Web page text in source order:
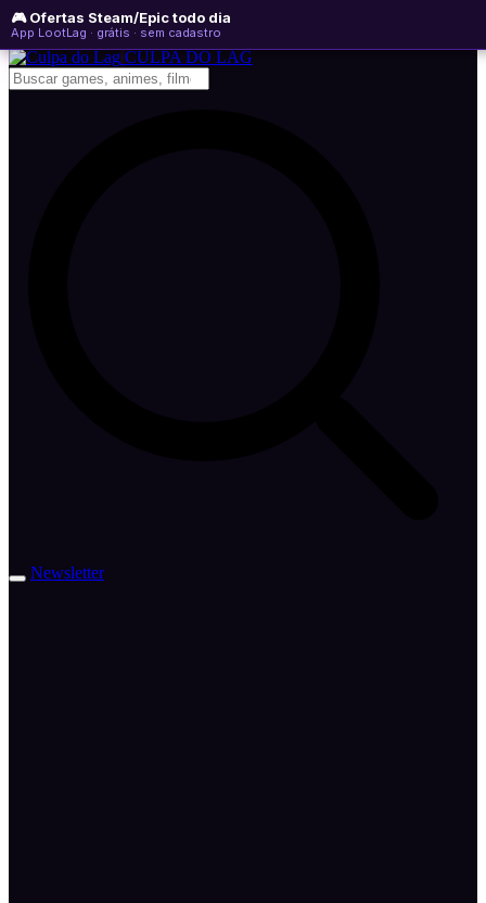
🎮 Ofertas Steam/Epic todo dia
App LootLag · grátis · sem cadastro
quarta-feira, 05 de agosto de 2026
Newsletter
CULPA DO LAG
Newsletter